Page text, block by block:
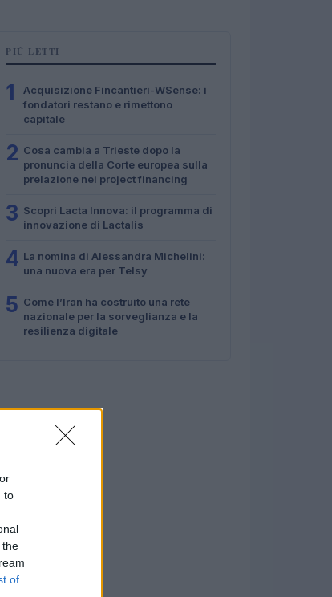
to
the
of
PIÙ LETTI
1
Acquisizione Fincantieri-WSense: i
fondatori restano e rimettono
capitale
2 Cosa cambia a Trieste dopo la
pronuncia della Corte europea sulla
prelazione nei project financing
3 Scopri Lacta Innova: il programma di
innovazione di Lactalis
4 La nomina di Alessandra Michelini:
una nuova era per Telsy
5 Come l’Iran ha costruito una rete
nazionale per la sorveglianza e la
resilienza digitale